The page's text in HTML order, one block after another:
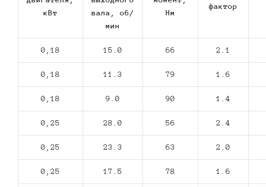
кВт
вала, об/
мин
Нм
фактор
0,18 15.0 66 2.1
0,18 11.3 79 1.6
0,18 9.0 90 1.4
0,25 28.0 56 2.4
0,25 23.3 63 2.0
0,25 17.5 78 1.6